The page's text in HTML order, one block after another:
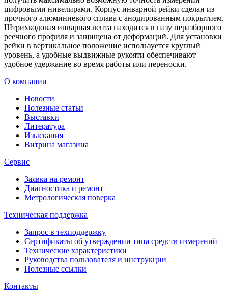
цифровыми нивелирами. Корпус инварной рейки сделан из
прочного алюминиевого сплава с анодированным покрытием.
Штрихкодовая инварная лента находится в пазу неразборного
реечного профиля и защищена от деформаций. Для установки
рейки в вертикальное положение используется круглый
уровень, а удобные выдвижные рукояти обеспечивают
удобное удержание во время работы или переноски.
О компании
Новости
Полезные статьи
Выставки
Литература
Изыскания
Витрина магазина
Сервис
Заявка на ремонт
Диагностика и ремонт
Метрологическая поверка
Техническая поддержка
Запрос в техподдержку
Сертификаты об утверждении типа средств измерений
Технические характеристики
Руководства пользователя и инструкции
Полезные ссылки
Контакты